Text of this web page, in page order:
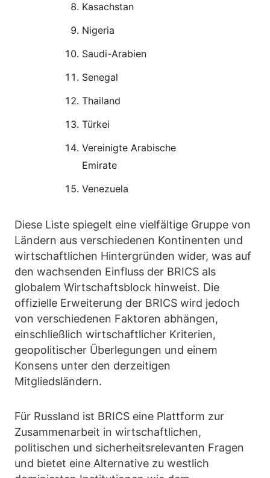
Kasachstan
Nigeria
Saudi-Arabien
Senegal
Thailand
Türkei
Vereinigte Arabische
Emirate
Venezuela
Diese Liste spiegelt eine vielfältige Gruppe von
Ländern aus verschiedenen Kontinenten und
wirtschaftlichen Hintergründen wider, was auf
den wachsenden Einfluss der BRICS als
globalem Wirtschaftsblock hinweist. Die
offizielle Erweiterung der BRICS wird jedoch
von verschiedenen Faktoren abhängen,
einschließlich wirtschaftlicher Kriterien,
geopolitischer Überlegungen und einem
Konsens unter den derzeitigen
Mitgliedsländern.
Für Russland ist BRICS eine Plattform zur
Zusammenarbeit in wirtschaftlichen,
politischen und sicherheitsrelevanten Fragen
und bietet eine Alternative zu westlich